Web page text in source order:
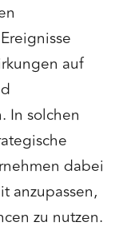
auf
In solchen
dabei
anzupassen,
zu nutzen.